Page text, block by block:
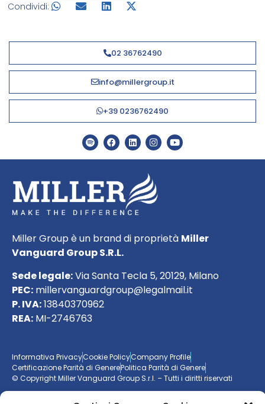
Condividi:
02 36762490
info@millergroup.it
+39 0236762490
Miller Group è un brand di proprietà Miller
Vanguard Group S.R.L.
Sede legale:Via Santa Tecla 5, 20129, Milano
PEC: millervanguardgroup@legalmail.it
P. IVA:13840370962
REA: MI-2746763
Informativa PrivacyCookie PolicyCompany Profile
Certificazione Parità di GenerePolitica Parità di Genere
© Copyright Miller Vanguard Group S.r.l. – Tutti i diritti riservati